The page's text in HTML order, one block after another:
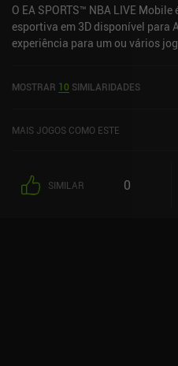
O EA SPORTS™ NBA LIVE
esportiva em 3D disponível para
experiência para um ou vários
lançado em julho de 2016 e tem
MOSTRAR 10 SIMILARIDADES
MAIS JOGOS COMO ESTE
SIMILAR 0